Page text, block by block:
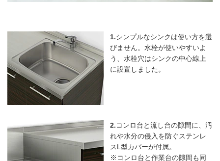
1.シンプルなシンクは使い方を選
びません。水栓が使いやすいよ
う、水栓穴はシンクの中心線上
に設置しました。
2.コンロ台と流し台の隙間に、汚
れや水分の侵入を防ぐステンレ
スL型カバーが付属。
※コンロ台と作業台の隙間も同